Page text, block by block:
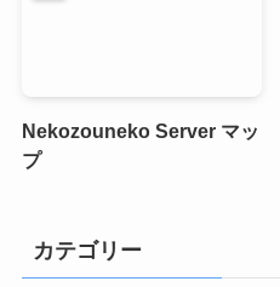
Nekozouneko Server マッ
プ
カテゴリー